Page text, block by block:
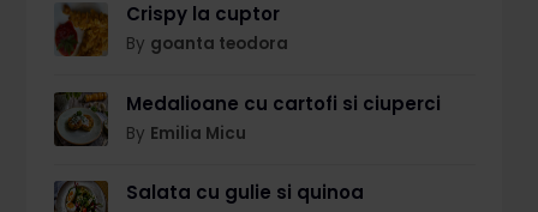
Crispy la cuptor
By goanta teodora
Medalioane cu cartofi si ciuperci
By Emilia Micu
Salata cu gulie si quinoa